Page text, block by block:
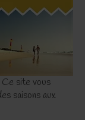
site vous
saisons aux